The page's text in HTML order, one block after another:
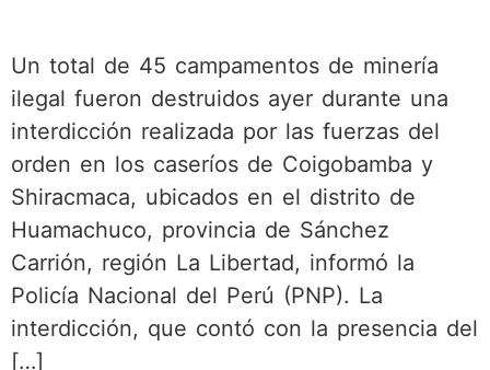
Un total de 45 campamentos de minería
ilegal fueron destruidos ayer durante una
interdicción realizada por las fuerzas del
orden en los caseríos de Coigobamba y
Shiracmaca, ubicados en el distrito de
Huamachuco, provincia de Sánchez
Carrión, región La Libertad, informó la
Policía Nacional del Perú (PNP). La
interdicción, que contó con la presencia del
[…]